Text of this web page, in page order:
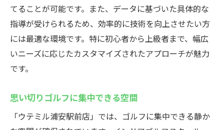
てることが可能です。また、データに基づいた具体的な
指導が受けられるため、効率的に技術を向上させたい方
には最適な環境です。特に初心者から上級者まで、幅広
いニーズに応じたカスタマイズされたアプローチが魅力
です。
思い切りゴルフに集中できる空間
「ウテミル浦安駅前店」では、ゴルフに集中できる静か